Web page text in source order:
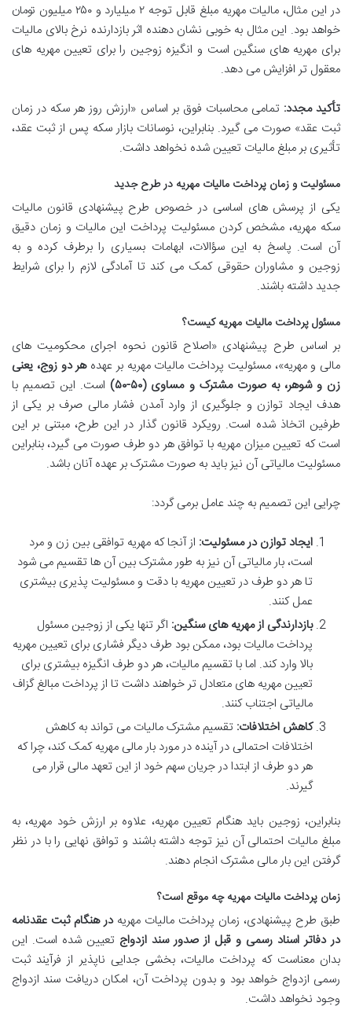
در این مثال، مالیات مهریه مبلغ قابل توجه ۲ میلیارد و ۲۵۰ میلیون تومان
خواهد بود. این مثال به خوبی نشان دهنده اثر بازدارنده نرخ بالای مالیات
برای مهریه های سنگین است و انگیزه زوجین را برای تعیین مهریه های
معقول تر افزایش می دهد.
تأکید مجدد: تمامی محاسبات فوق بر اساس «ارزش روز هر سکه در زمان
ثبت عقد» صورت می گیرد. بنابراین، نوسانات بازار سکه پس از ثبت عقد،
تأثیری بر مبلغ مالیات تعیین شده نخواهد داشت.
مسئولیت و زمان پرداخت مالیات مهریه در طرح جدید
یکی از پرسش های اساسی در خصوص طرح پیشنهادی قانون مالیات
سکه مهریه، مشخص کردن مسئولیت پرداخت این مالیات و زمان دقیق
آن است. پاسخ به این سؤالات، ابهامات بسیاری را برطرف کرده و به
زوجین و مشاوران حقوقی کمک می کند تا آمادگی لازم را برای شرایط
جدید داشته باشند.
مسئول پرداخت مالیات مهریه کیست؟
بر اساس طرح پیشنهادی «اصلاح قانون نحوه اجرای محکومیت های
مالی و مهریه»، مسئولیت پرداخت مالیات مهریه بر عهدههر دو زوج، یعنی
زن و شوهر، به صورت مشترک و مساوی (۵۰-۵۰)
است. این تصمیم با
هدف ایجاد توازن و جلوگیری از وارد آمدن فشار مالی صرف بر یکی از
طرفین اتخاذ شده است. رویکرد قانون گذار در این طرح، مبتنی بر این
است که تعیین میزان مهریه با توافق هر دو طرف صورت می گیرد، بنابراین
مسئولیت مالیاتی آن نیز باید به صورت مشترک بر عهده آنان باشد.
چرایی این تصمیم به چند عامل برمی گردد:
ایجاد توازن در مسئولیت: از آنجا که مهریه توافقی بین زن و مرد
است، بار مالیاتی آن نیز به طور مشترک بین آن ها تقسیم می شود
تا هر دو طرف در تعیین مهریه با دقت و مسئولیت پذیری بیشتری
عمل کنند.
بازدارندگی از مهریه های سنگین: اگر تنها یکی از زوجین مسئول
پرداخت مالیات بود، ممکن بود طرف دیگر فشاری برای تعیین مهریه
بالا وارد کند. اما با تقسیم مالیات، هر دو طرف انگیزه بیشتری برای
تعیین مهریه های متعادل تر خواهند داشت تا از پرداخت مبالغ گزاف
مالیاتی اجتناب کنند.
کاهش اختلافات: تقسیم مشترک مالیات می تواند به کاهش
اختلافات احتمالی در آینده در مورد بار مالی مهریه کمک کند، چرا که
هر دو طرف از ابتدا در جریان سهم خود از این تعهد مالی قرار می
گیرند.
بنابراین، زوجین باید هنگام تعیین مهریه، علاوه بر ارزش خود مهریه، به
مبلغ مالیات احتمالی آن نیز توجه داشته باشند و توافق نهایی را با در نظر
گرفتن این بار مالی مشترک انجام دهند.
زمان پرداخت مالیات مهریه چه موقع است؟
طبق طرح پیشنهادی، زمان پرداخت مالیات مهریهدر هنگام ثبت عقدنامه
در دفاتر اسناد رسمی و قبل از صدور سند ازدواج تعیین شده است. این
بدان معناست که پرداخت مالیات، بخشی جدایی ناپذیر از فرآیند ثبت
رسمی ازدواج خواهد بود و بدون پرداخت آن، امکان دریافت سند ازدواج
وجود نخواهد داشت.